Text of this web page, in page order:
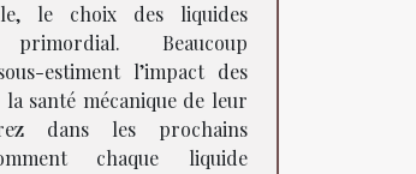
le choix des liquides
Beaucoup
estiment l’impact des
santé mécanique de leur
dans les prochains
chaque liquide